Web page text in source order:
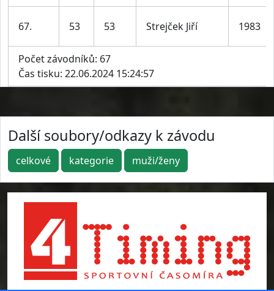
67. 53 53 Strejček Jiří 1983
Počet závodníků: 67
Čas tisku: 22.06.2024 15:24:57
Další soubory/odkazy k závodu
celkové kategorie muži/ženy